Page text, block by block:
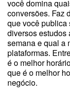
você domina
conversões. Faz
que você publica
diversos estudos
semana e qual a
plataformas.
é o melhor
que é o melhor
negócio.